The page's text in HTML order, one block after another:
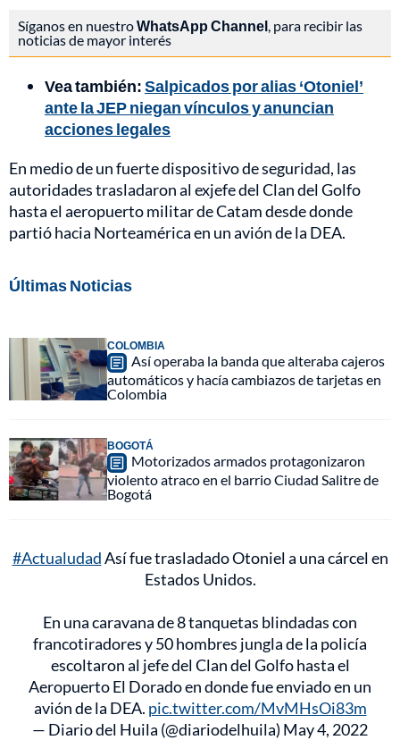
Síganos en nuestroWhatsApp Channel , para recibir las
noticias de mayor interés
Vea también:Salpicados por alias ‘Otoniel’
ante la JEP niegan vínculos y anuncian
acciones legales
En medio de un fuerte dispositivo de seguridad, las
autoridades trasladaron al exjefe del Clan del Golfo
hasta el aeropuerto militar de Catam desde donde
partió hacia Norteamérica en un avión de la DEA.
Últimas Noticias
COLOMBIA
Así operaba la banda que alteraba cajeros
automáticos y hacía cambiazos de tarjetas en
Colombia
BOGOTÁ
Motorizados armados protagonizaron
violento atraco en el barrio Ciudad Salitre de
Bogotá
#ActualudadAsí fue trasladado Otoniel a una cárcel en
Estados Unidos.
En una caravana de 8 tanquetas blindadas con
francotiradores y 50 hombres jungla de la policía
escoltaron al jefe del Clan del Golfo hasta el
Aeropuerto El Dorado en donde fue enviado en un
avión de la DEA. pic.twitter.com/MvMHsOi83m
— Diario del Huila (@diariodelhuila) May 4, 2022